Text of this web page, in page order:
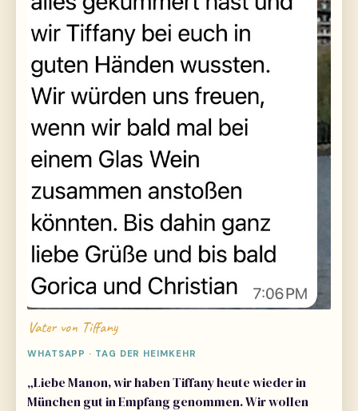
Vater von Tiffany
WHATSAPP · TAG DER HEIMKEHR
„Liebe Manon, wir haben Tiffany heute wieder in
München gut in Empfang genommen. Wir wollen